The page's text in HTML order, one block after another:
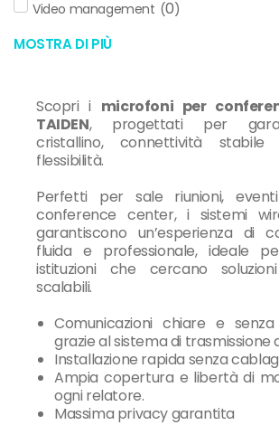
Video management (0)
MOSTRA DI PIÙ
Scopri i microfoni per
TAIDEN, progettati per
cristallino, connettività
flessibilità.
Perfetti per sale riunioni,
conference center, i sistemi
garantiscono un’esperienza di
fluida e professionale, ideale
istituzioni che cercano
scalabili.
Comunicazioni chiare e
grazie al sistema di trasmissione
Installazione rapida senza
Ampia copertura e libertà di
ogni relatore.
Massima privacy garantita